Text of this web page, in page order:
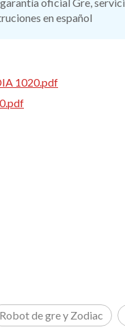
en español
1020.pdf
Robot de gre y Zodiac